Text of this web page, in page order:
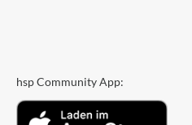
hsp Community App: